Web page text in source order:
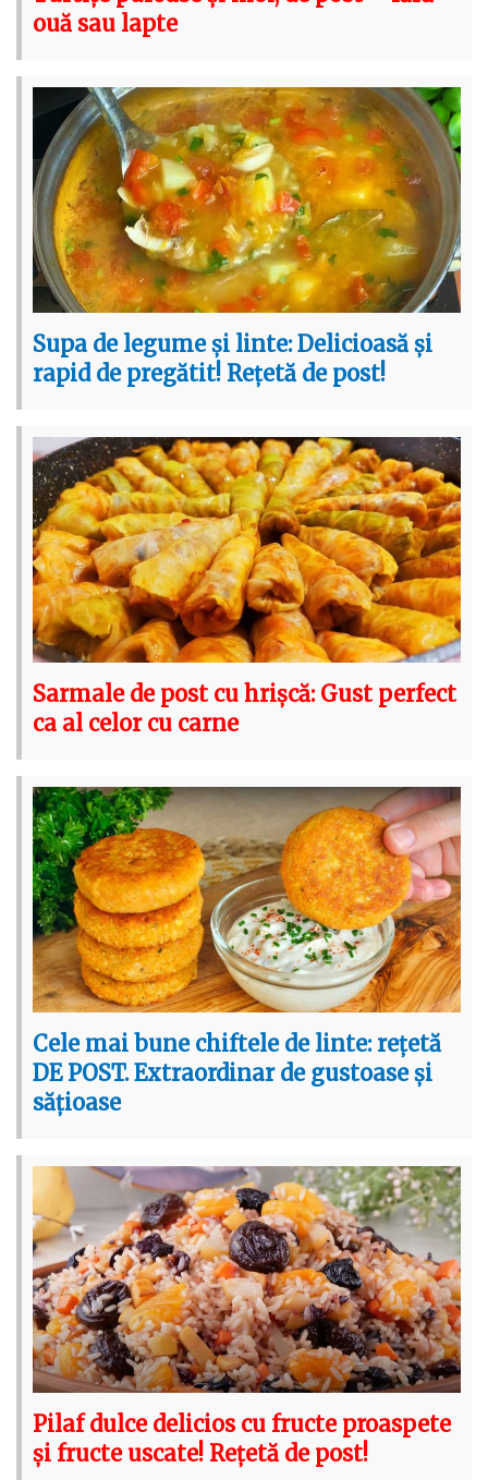
ouă sau lapte
Supa de legume și linte: Delicioasă și
rapid de pregătit! Rețetă de post!
Sarmale de post cu hrișcă: Gust perfect
ca al celor cu carne
Cele mai bune chiftele de linte: rețetă
DE POST. Extraordinar de gustoase și
sățioase
Pilaf dulce delicios cu fructe proaspete
și fructe uscate! Rețetă de post!